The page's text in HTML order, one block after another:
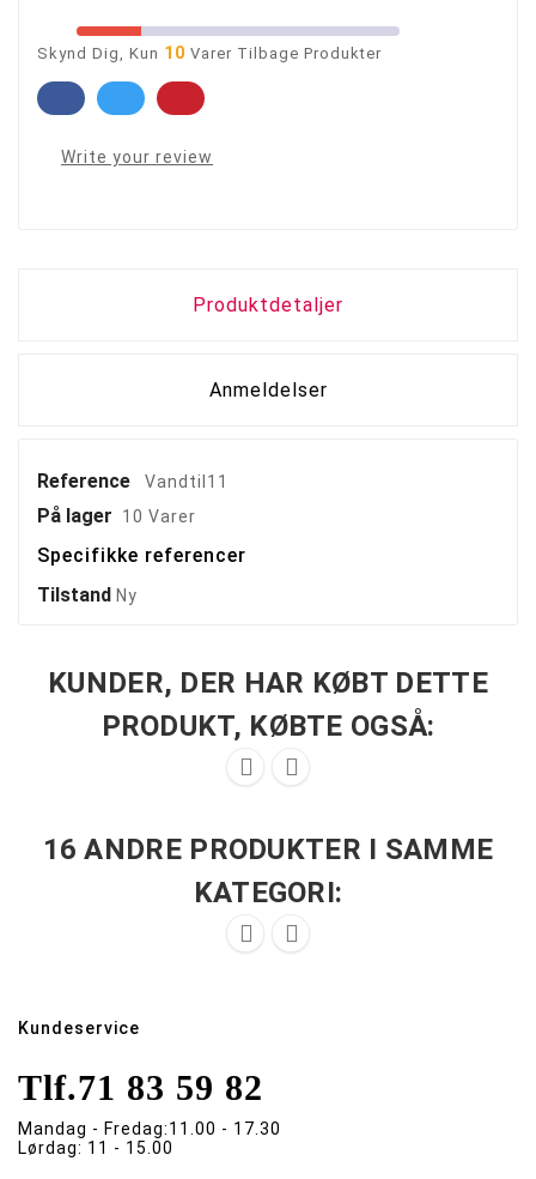
Skynd Dig, Kun 10 Varer Tilbage Produkter
Write your review
Produktdetaljer
Anmeldelser
Reference Vandtil11
På lager 10 Varer
Specifikke referencer
Tilstand Ny
KUNDER, DER HAR KØBT DETTE
PRODUKT, KØBTE OGSÅ:
 
16 ANDRE PRODUKTER I SAMME
KATEGORI:
 
Kundeservice
Tlf.71 83 59 82
Mandag - Fredag:11.00 - 17.30
Lørdag: 11 - 15.00